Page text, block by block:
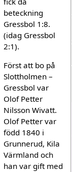
beteckning
Gressbol 1:8.
(idag Gressbol
2:1).
Först att bo på
Slottholmen –
Gressbol var
Olof Petter
Nilsson Wivatt.
Olof Petter var
född 1840 i
Grunnerud, Kila
Värmland och
han var gift med